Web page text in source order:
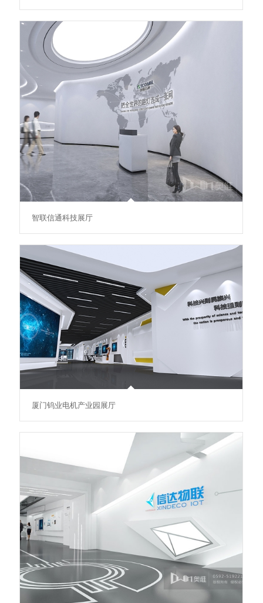
智联信通科技展厅
厦门钨业电机产业园展厅